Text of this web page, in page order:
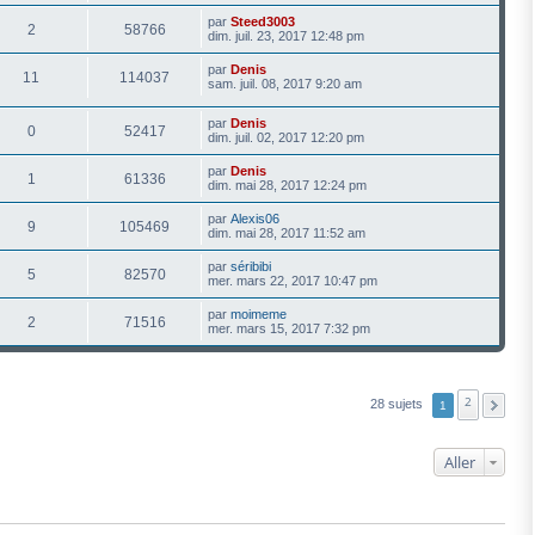
2 58766 par Steed3003
dim. juil. 23, 2017 12:48 pm
11 114037 par Denis
sam. juil. 08, 2017 9:20 am
0 52417 par Denis
dim. juil. 02, 2017 12:20 pm
1 61336 par Denis
dim. mai 28, 2017 12:24 pm
9 105469 par Alexis06
dim. mai 28, 2017 11:52 am
5 82570 par séribibi
mer. mars 22, 2017 10:47 pm
2 71516 par moimeme
mer. mars 15, 2017 7:32 pm
28 sujets 1 2
Aller